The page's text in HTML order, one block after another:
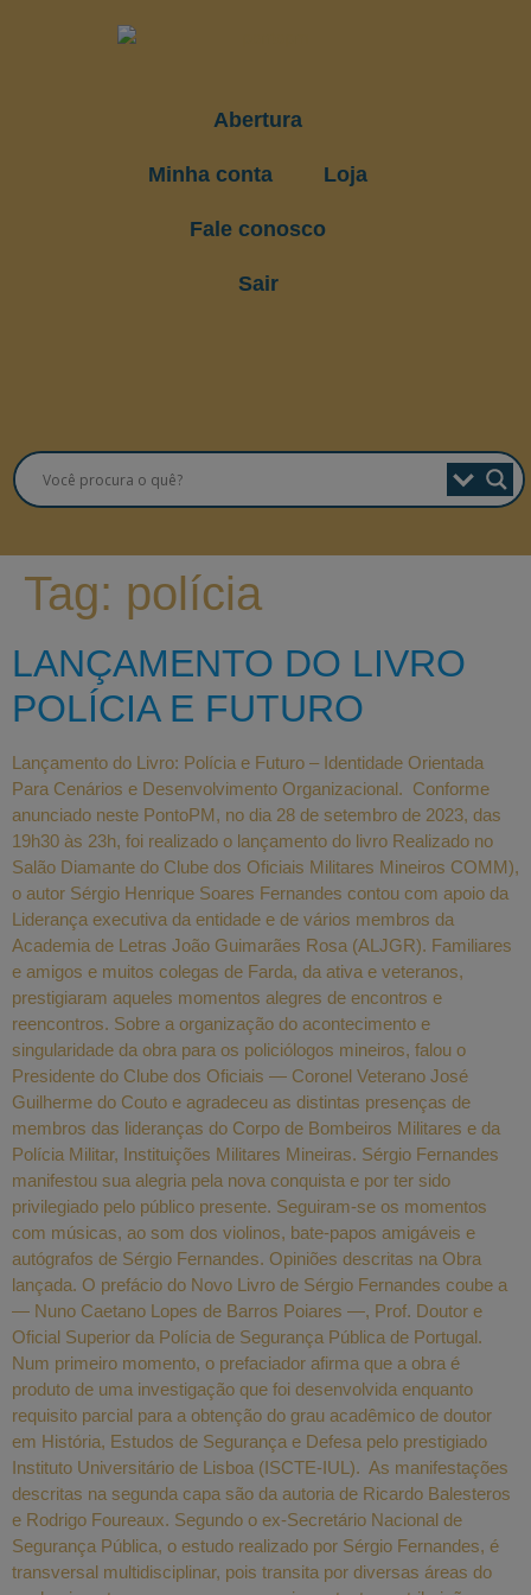
Abertura
Minha conta Loja
Fale conosco
Sair
Tag: polícia
LANÇAMENTO DO LIVRO
POLÍCIA E FUTURO
Lançamento do Livro: Polícia e Futuro – Identidade Orientada
Para Cenários e Desenvolvimento Organizacional. Conforme
anunciado neste PontoPM, no dia 28 de setembro de 2023, das
19h30 às 23h, foi realizado o lançamento do livro Realizado no
Salão Diamante do Clube dos Oficiais Militares Mineiros COMM),
o autor Sérgio Henrique Soares Fernandes contou com apoio da
Liderança executiva da entidade e de vários membros da
Academia de Letras João Guimarães Rosa (ALJGR). Familiares
e amigos e muitos colegas de Farda, da ativa e veteranos,
prestigiaram aqueles momentos alegres de encontros e
reencontros. Sobre a organização do acontecimento e
singularidade da obra para os policiólogos mineiros, falou o
Presidente do Clube dos Oficiais — Coronel Veterano José
Guilherme do Couto e agradeceu as distintas presenças de
membros das lideranças do Corpo de Bombeiros Militares e da
Polícia Militar, Instituições Militares Mineiras. Sérgio Fernandes
manifestou sua alegria pela nova conquista e por ter sido
privilegiado pelo público presente. Seguiram-se os momentos
com músicas, ao som dos violinos, bate-papos amigáveis e
autógrafos de Sérgio Fernandes. Opiniões descritas na Obra
lançada. O prefácio do Novo Livro de Sérgio Fernandes coube a
— Nuno Caetano Lopes de Barros Poiares —, Prof. Doutor e
Oficial Superior da Polícia de Segurança Pública de Portugal.
Num primeiro momento, o prefaciador afirma que a obra é
produto de uma investigação que foi desenvolvida enquanto
requisito parcial para a obtenção do grau acadêmico de doutor
em História, Estudos de Segurança e Defesa pelo prestigiado
Instituto Universitário de Lisboa (ISCTE-IUL). As manifestações
descritas na segunda capa são da autoria de Ricardo Balesteros
e Rodrigo Foureaux. Segundo o ex-Secretário Nacional de
Segurança Pública, o estudo realizado por Sérgio Fernandes, é
transversal multidisciplinar, pois transita por diversas áreas do